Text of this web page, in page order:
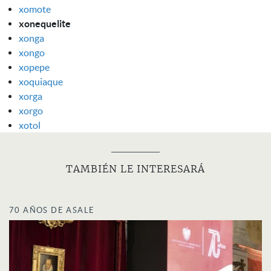
xomote
xonequelite
xonga
xongo
xopepe
xoquiaque
xorga
xorgo
xotol
TAMBIÉN LE INTERESARÁ
70 AÑOS DE ASALE